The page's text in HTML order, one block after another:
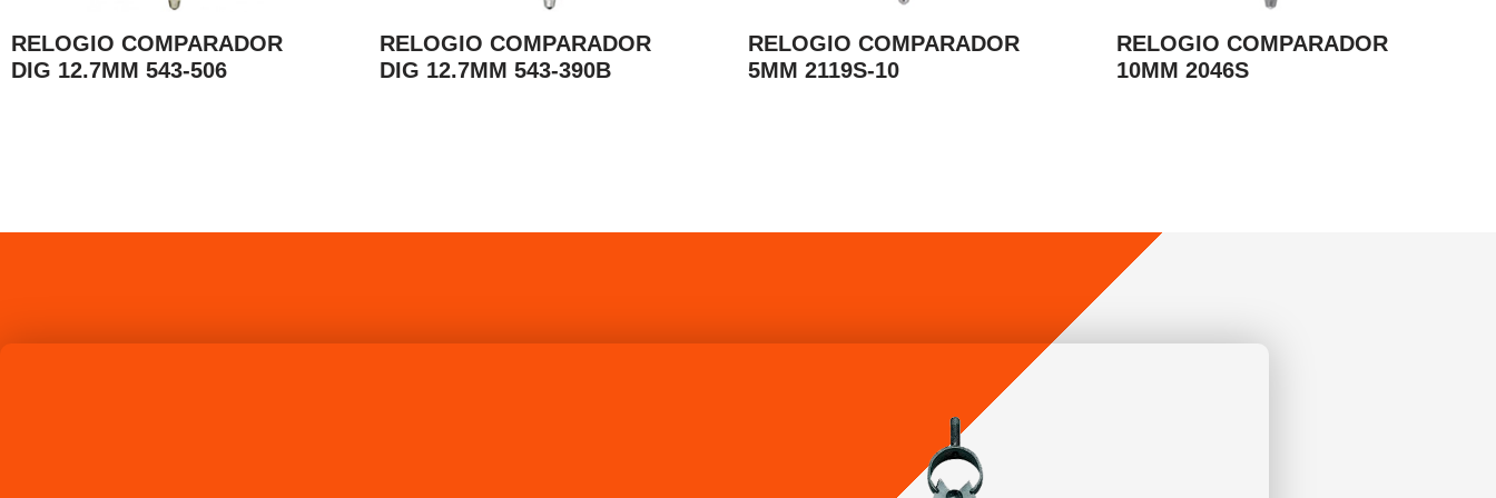
RELOGIO COMPARADOR
DIG 12.7MM 543-506
RELOGIO COMPARADOR
DIG 12.7MM 543-390B
RELOGIO COMPARADOR
5MM 2119S-10
RELOGIO COMPARADOR
10MM 2046S